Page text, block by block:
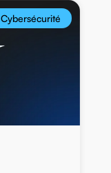
Cybersécurité